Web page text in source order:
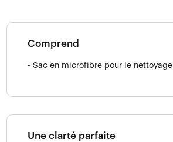
Comprend
• Sac en microfibre pour le
Une clarté parfaite